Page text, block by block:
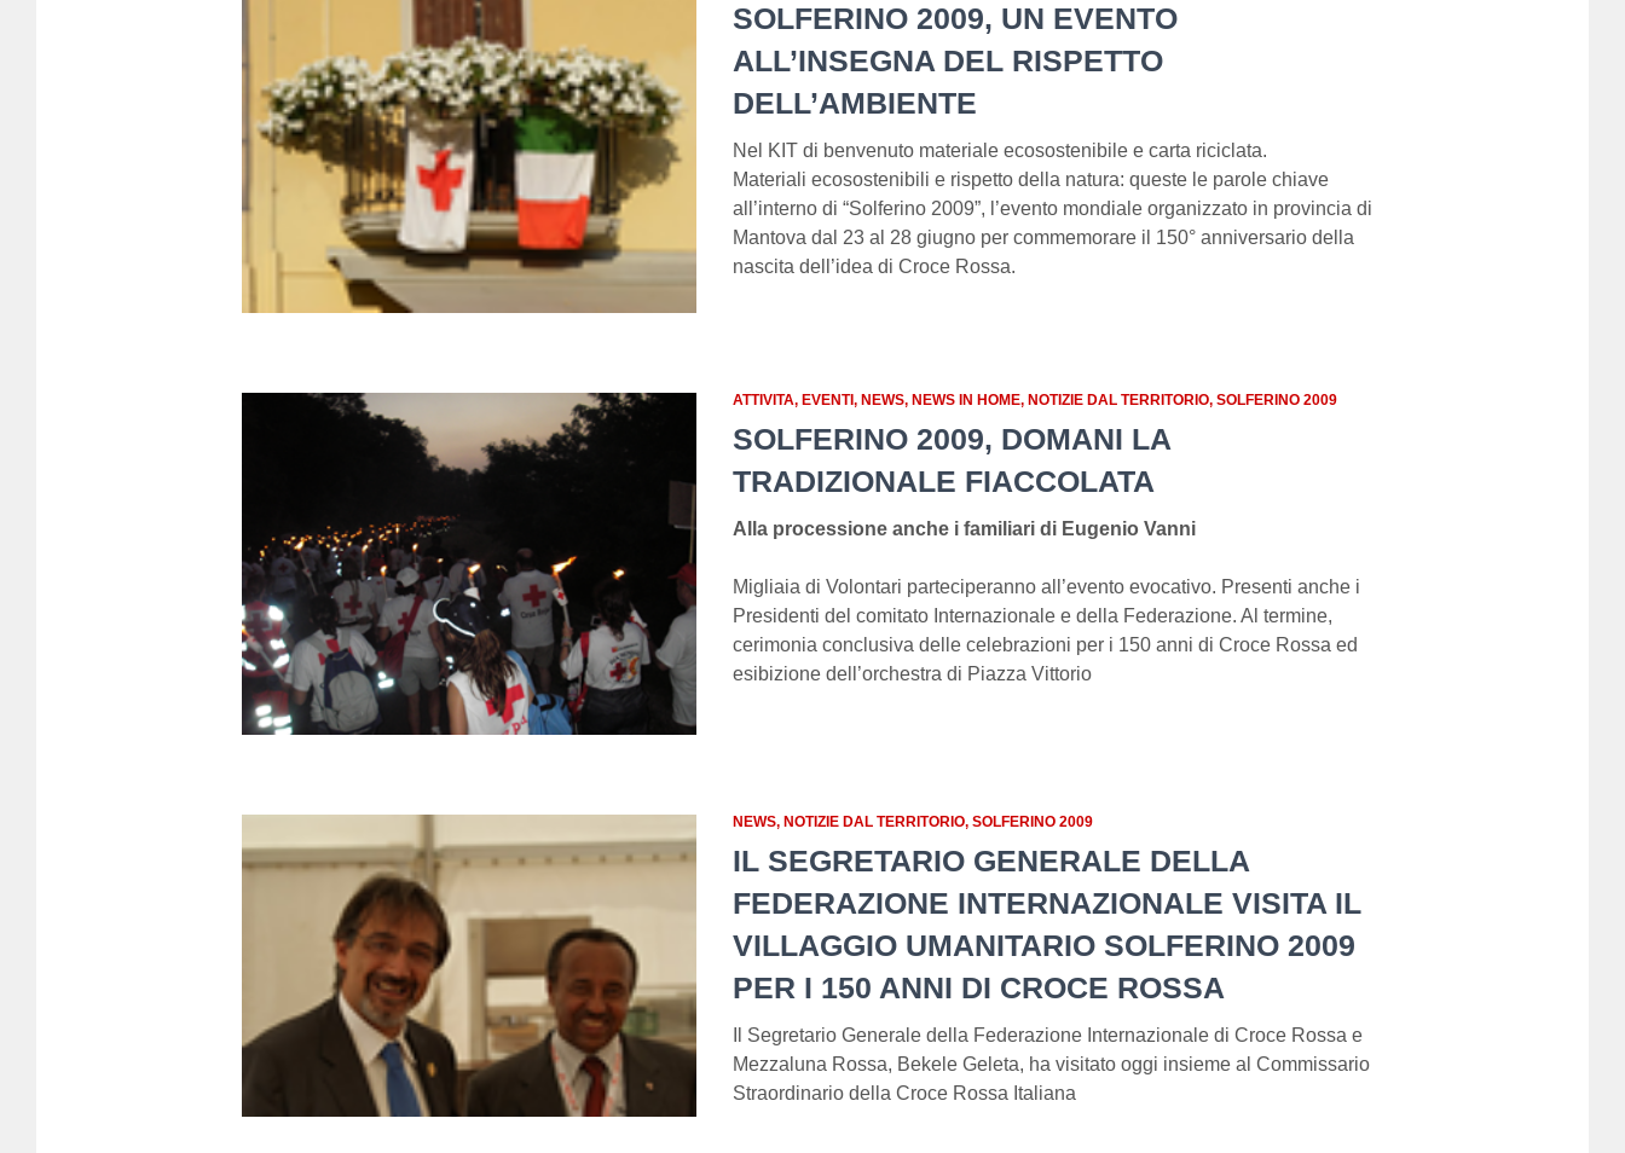
SOLFERINO 2009, UN EVENTO
ALL’INSEGNA DEL RISPETTO
DELL’AMBIENTE
Nel KIT di benvenuto materiale ecosostenibile e carta riciclata.
Materiali ecosostenibili e rispetto della natura: queste le parole chiave
all’interno di “Solferino 2009”, l’evento mondiale organizzato in provincia di
Mantova dal 23 al 28 giugno per commemorare il 150° anniversario della
nascita dell’idea di Croce Rossa.
ATTIVITA EVENTI NEWS NEWS IN HOME NOTIZIE DAL TERRITORIO SOLFERINO 2009
SOLFERINO 2009, DOMANI LA
TRADIZIONALE FIACCOLATA
Alla processione anche i familiari di Eugenio Vanni
Migliaia di Volontari parteciperanno all’evento evocativo. Presenti anche i
Presidenti del comitato Internazionale e della Federazione. Al termine,
cerimonia conclusiva delle celebrazioni per i 150 anni di Croce Rossa ed
esibizione dell’orchestra di Piazza Vittorio
NEWS NOTIZIE DAL TERRITORIO SOLFERINO 2009
IL SEGRETARIO GENERALE DELLA
FEDERAZIONE INTERNAZIONALE VISITA IL
VILLAGGIO UMANITARIO SOLFERINO 2009
PER I 150 ANNI DI CROCE ROSSA
Il Segretario Generale della Federazione Internazionale di Croce Rossa e
Mezzaluna Rossa, Bekele Geleta, ha visitato oggi insieme al Commissario
Straordinario della Croce Rossa Italiana